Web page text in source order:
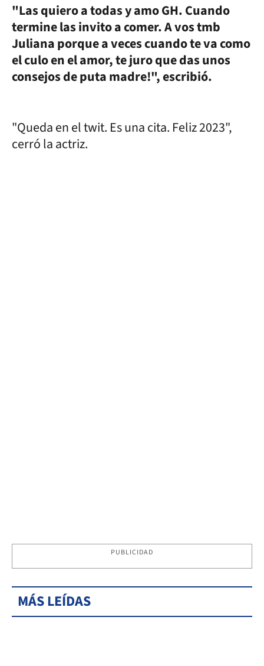
"Las quiero a todas y amo GH. Cuando
termine las invito a comer. A vos tmb
Juliana porque a veces cuando te va como
el culo en el amor, te juro que das unos
consejos de puta madre!", escribió.
"Queda en el twit. Es una cita. Feliz 2023",
cerró la actriz.
PUBLICIDAD
MÁS LEÍDAS